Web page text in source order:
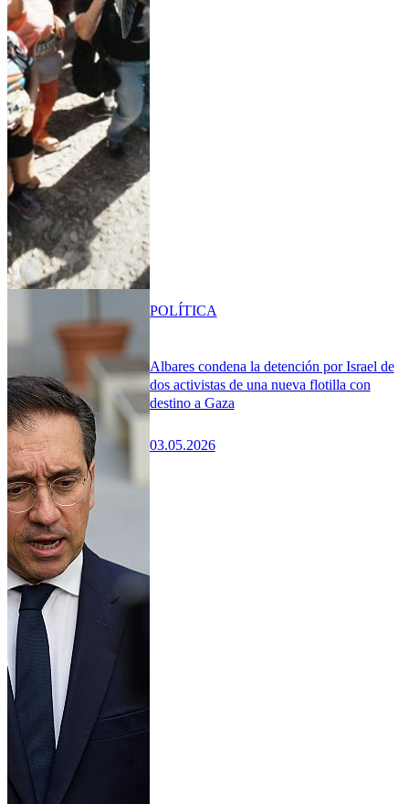
Albares condena la detención por Israel de
dos activistas de una nueva flotilla con
destino a Gaza
03.05.2026
POLÍTICA